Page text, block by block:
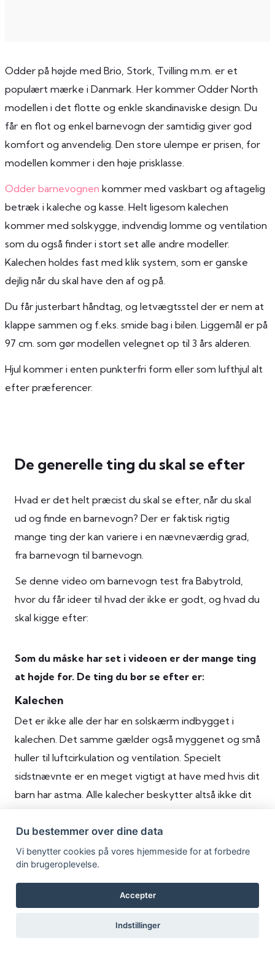
Odder på højde med Brio, Stork, Tvilling m.m. er et
populært mærke i Danmark. Her kommer Odder North
modellen i det flotte og enkle skandinaviske design. Du
får en flot og enkel barnevogn der samtidig giver god
komfort og anvendelig. Den store ulempe er prisen, for
modellen kommer i den høje prisklasse.
Odder barnevognen kommer med vaskbart og aftagelig
betræk i kaleche og kasse. Helt ligesom kalechen
kommer med solskygge, indvendig lomme og ventilation
som du også finder i stort set alle andre modeller.
Kalechen holdes fast med klik system, som er ganske
dejlig når du skal have den af og på.
Du får justerbart håndtag, og letvægtsstel der er nem at
klappe sammen og f.eks. smide bag i bilen. Liggemål er på
97 cm. som gør modellen velegnet op til 3 års alderen.
Hjul kommer i enten punkterfri form eller som lufthjul alt
efter præferencer.
De generelle ting du skal se efter
Hvad er det helt præcist du skal se efter, når du skal
ud og finde en barnevogn? Der er faktisk rigtig
mange ting der kan variere i en nævneværdig grad,
fra barnevogn til barnevogn.
Se denne video om barnevogn test fra Babytrold,
hvor du får ideer til hvad der ikke er godt, og hvad du
skal kigge efter:
Som du måske har set i videoen er der mange ting
at højde for. De ting du bør se efter er:
Kalechen
Det er ikke alle der har en solskærm indbygget i
kalechen. Det samme gælder også myggenet og små
huller til luftcirkulation og ventilation. Specielt
sidstnævnte er en meget vigtigt at have med hvis dit
barn har astma. Alle kalecher beskytter altså ikke dit
både ved hvad du eventuelt går glip af, samtidig med
at du får købt en barnevogn med en kaleche du føler
dit barn skal have.
her. I Danmark sælges der ikke barnevogne i fysiske
Du bestemmer over dine data
Vi benytter cookies på vores hjemmeside for at forbedre
din brugeroplevelse.
Accepter
Indstillinger